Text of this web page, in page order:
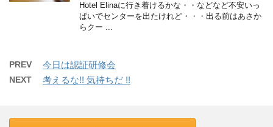
Hotel Elinaに行き着けるかな・・などなど不安いっ
ぱいでセンターを出たけれど・・・出る前はあさか
らクー ...
PREV 今日は認証研修会
NEXT 考えるな!! 気持ちだ !!